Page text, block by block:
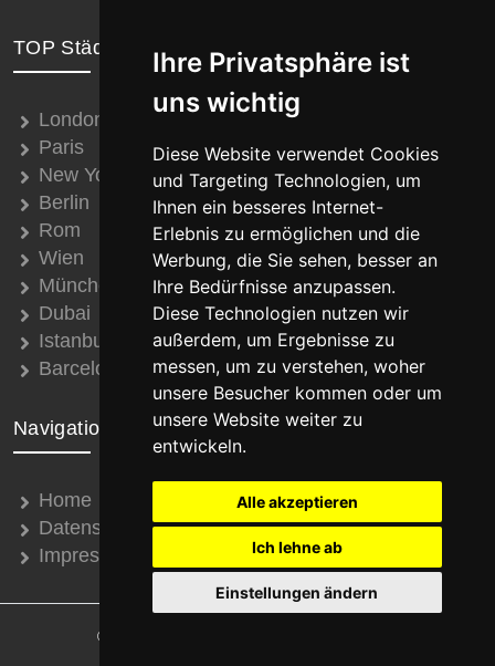
Ihre Privatsphäre ist
uns wichtig
Diese Website verwendet Cookies
und Targeting Technologien, um
Ihnen ein besseres Internet-
Erlebnis zu ermöglichen und die
Werbung, die Sie sehen, besser an
Ihre Bedürfnisse anzupassen.
Diese Technologien nutzen wir
außerdem, um Ergebnisse zu
messen, um zu verstehen, woher
unsere Besucher kommen oder um
unsere Website weiter zu
entwickeln.
Alle akzeptieren
Ich lehne ab
Einstellungen ändern
TOP Städte
London
Paris
New York
Berlin
Rom
Wien
München
Dubai
Istanbul
Barcelona
Navigation
Home
Datenschutz
Impressum
© 2008 - 2026 Thomas Schroth Internetservice